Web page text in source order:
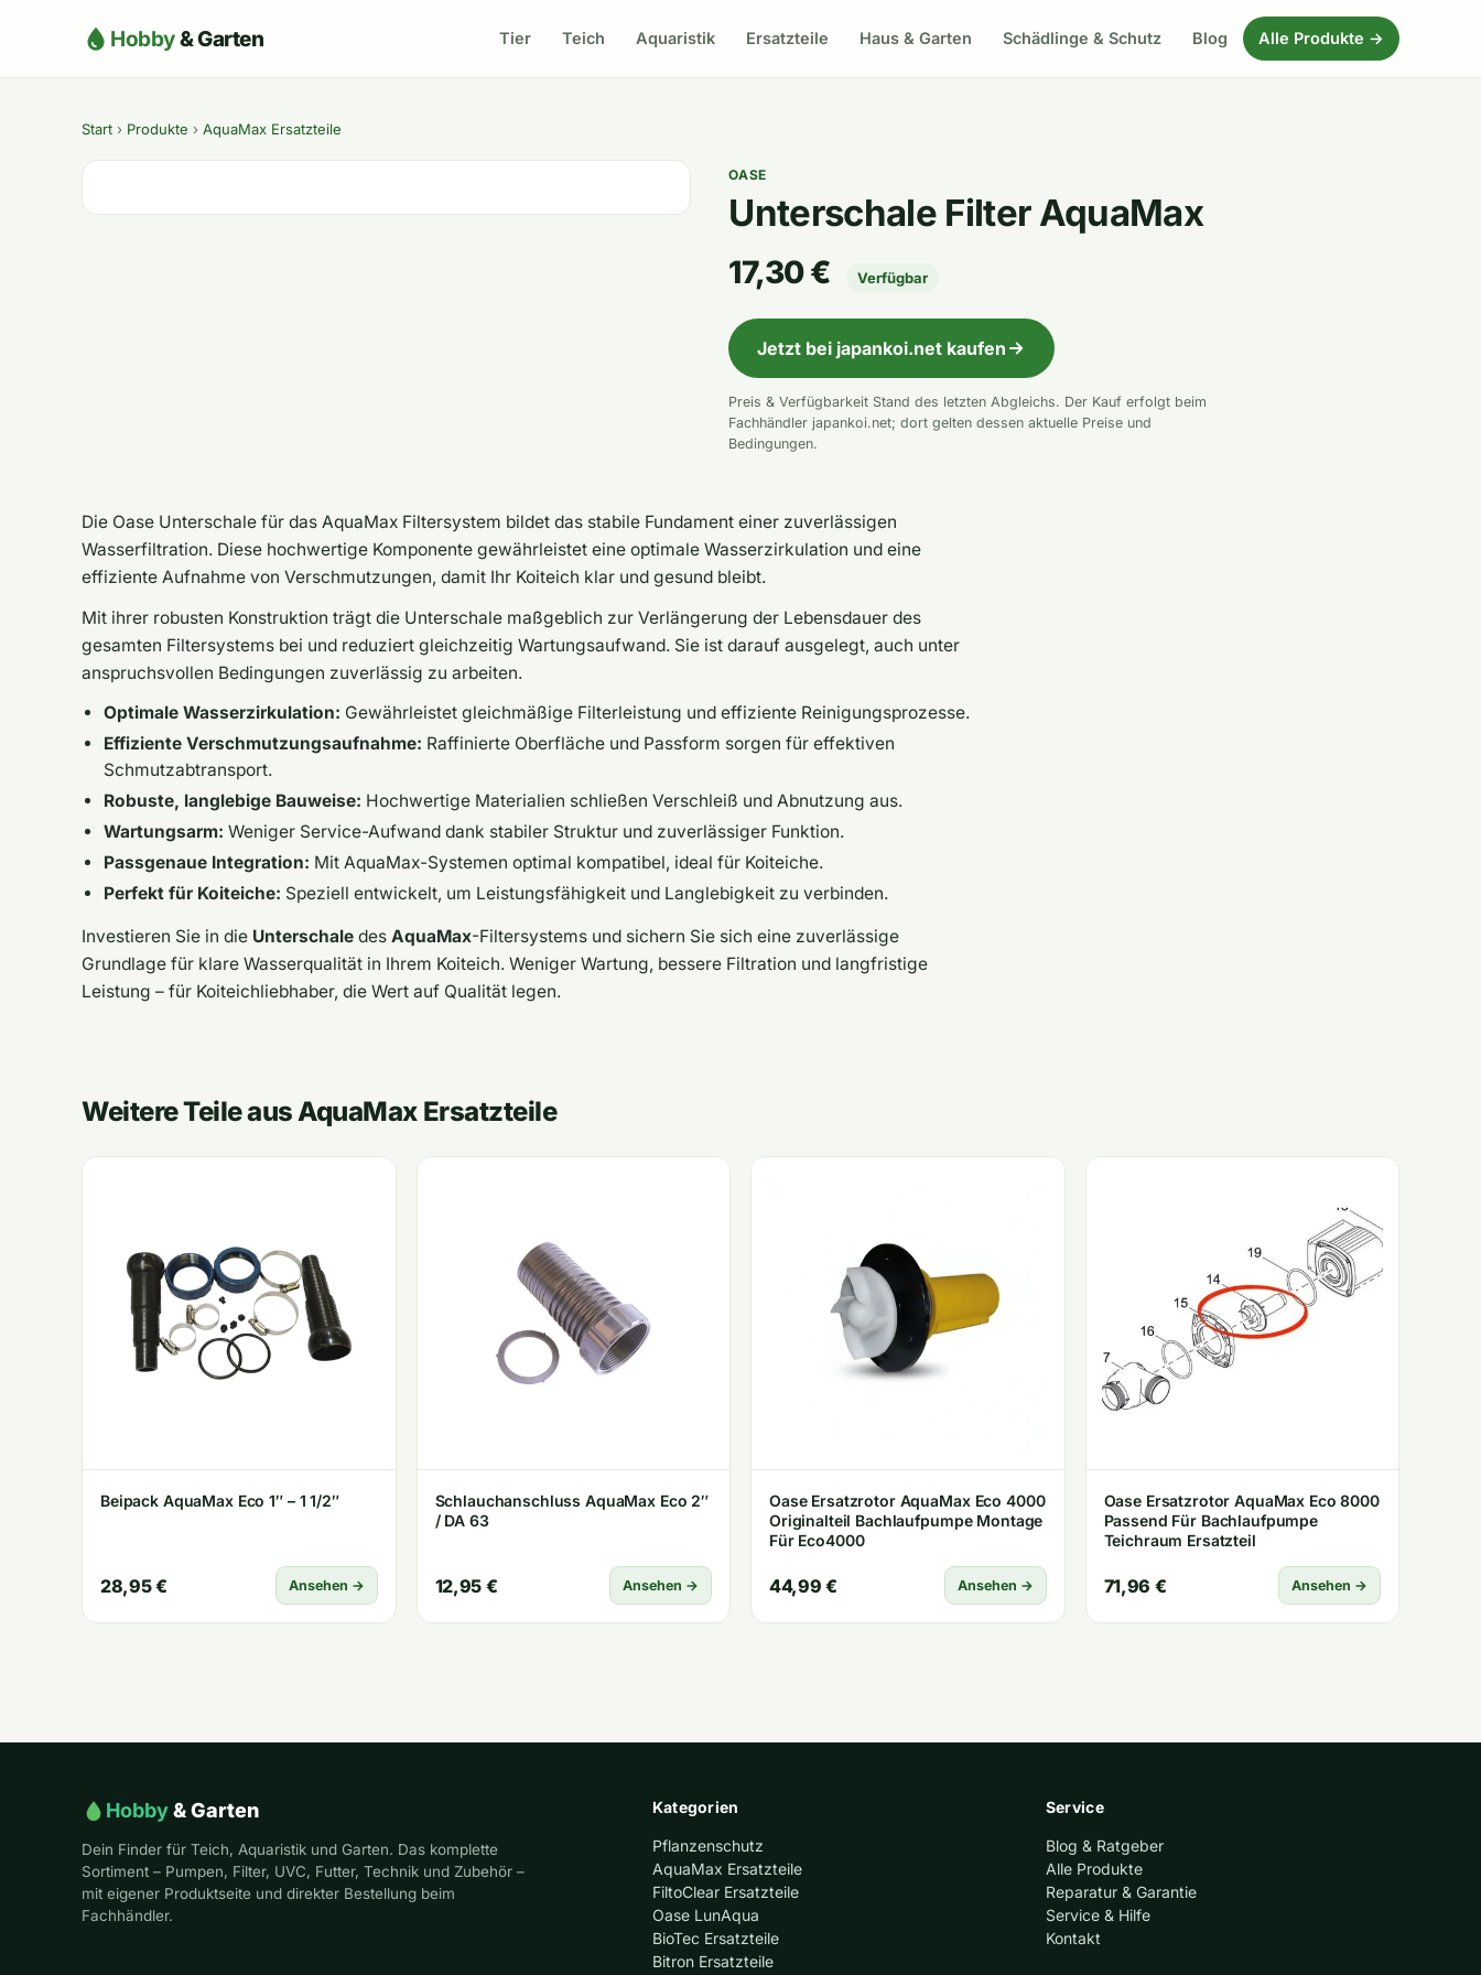
Hobby& Garten Tier Teich Aquaristik Ersatzteile Haus & Garten Schädlinge & Schutz Blog Alle Produkte →
Start › Produkte › AquaMax Ersatzteile
OASE
Unterschale Filter AquaMax
17,30 € Verfügbar
Jetzt bei japankoi.net kaufen
Preis & Verfügbarkeit Stand des letzten Abgleichs. Der Kauf erfolgt beim
Fachhändler japankoi.net; dort gelten dessen aktuelle Preise und
Bedingungen.
Die Oase Unterschale für das AquaMax Filtersystem bildet das stabile Fundament einer zuverlässigen
Wasserfiltration. Diese hochwertige Komponente gewährleistet eine optimale Wasserzirkulation und eine
effiziente Aufnahme von Verschmutzungen, damit Ihr Koiteich klar und gesund bleibt.
Mit ihrer robusten Konstruktion trägt die Unterschale maßgeblich zur Verlängerung der Lebensdauer des
gesamten Filtersystems bei und reduziert gleichzeitig Wartungsaufwand. Sie ist darauf ausgelegt, auch unter
anspruchsvollen Bedingungen zuverlässig zu arbeiten.
Optimale Wasserzirkulation: Gewährleistet gleichmäßige Filterleistung und effiziente Reinigungsprozesse.
Effiziente Verschmutzungsaufnahme: Raffinierte Oberfläche und Passform sorgen für effektiven
Schmutzabtransport.
Robuste, langlebige Bauweise: Hochwertige Materialien schließen Verschleiß und Abnutzung aus.
Wartungsarm: Weniger Service-Aufwand dank stabiler Struktur und zuverlässiger Funktion.
Passgenaue Integration: Mit AquaMax-Systemen optimal kompatibel, ideal für Koiteiche.
Perfekt für Koiteiche: Speziell entwickelt, um Leistungsfähigkeit und Langlebigkeit zu verbinden.
Investieren Sie in die Unterschale des AquaMax-Filtersystems und sichern Sie sich eine zuverlässige
Grundlage für klare Wasserqualität in Ihrem Koiteich. Weniger Wartung, bessere Filtration und langfristige
Leistung – für Koiteichliebhaber, die Wert auf Qualität legen.
Weitere Teile aus AquaMax Ersatzteile
Beipack AquaMax Eco 1″ – 1 1/2″
28,95 € Ansehen →
Schlauchanschluss AquaMax Eco 2″
/ DA 63
12,95 € Ansehen →
Oase Ersatzrotor AquaMax Eco 4000
Originalteil Bachlaufpumpe Montage
Für Eco4000
44,99 € Ansehen →
Oase Ersatzrotor AquaMax Eco 8000
Passend Für Bachlaufpumpe
Teichraum Ersatzteil
71,96 € Ansehen →
Hobby& Garten
Dein Finder für Teich, Aquaristik und Garten. Das komplette
Sortiment – Pumpen, Filter, UVC, Futter, Technik und Zubehör –
mit eigener Produktseite und direkter Bestellung beim
Fachhändler.
Kategorien
Pflanzenschutz
AquaMax Ersatzteile
FiltoClear Ersatzteile
Oase LunAqua
BioTec Ersatzteile
Bitron Ersatzteile
Service
Blog & Ratgeber
Alle Produkte
Reparatur & Garantie
Service & Hilfe
Kontakt